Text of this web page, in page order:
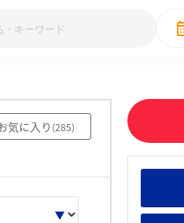
みんなの新卒就職人気企業ラ
28卒 IT・DX現場社員インタ
気に入り (285)